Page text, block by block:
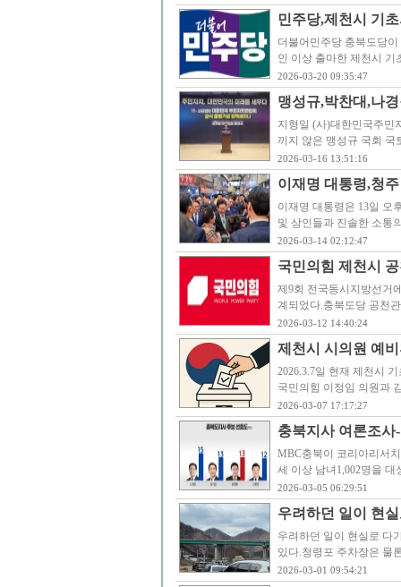
민주당,제천시 기
더불어민주당 충북도당
인 이상 출마한 제천시
2026-03-20 09:35:47
맹성규,박찬대,나
지형일 (사)대한민국주민
끼지 않은 맹성규 국회
2026-03-16 13:51:16
이재명 대통령,청
이재명 대통령은 13일 오
및 상인들과 진솔한 소통
2026-03-14 02:12:47
국민의힘 제천시
제9회 전국동시지방선거
계되었다.충북도당 공천
2026-03-12 14:40:24
제천시 시의원 예
2026.3.7일 현재 제천시
국민의힘 이정임 의원과
2026-03-07 17:17:27
충북지사 여론조
MBC충북이 코리아리서
세 이상 남녀1,002명을
2026-03-05 06:29:51
우려하던 일이 현
우려하던 일이 현실로 다
있다.청령포 주차장은 물
2026-03-01 09:54:21